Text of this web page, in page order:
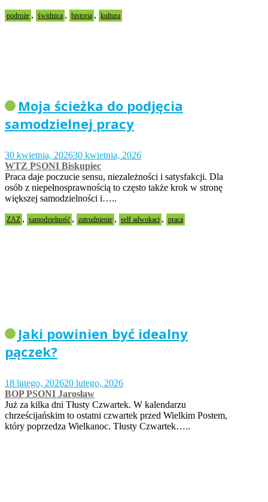
podroże , świdnica , historia , kultura
Moja ścieżka do podjęcia
samodzielnej pracy
30 kwietnia, 202630 kwietnia, 2026
WTZ PSONI Biskupiec
Praca daje poczucie sensu, niezależności i satysfakcji. Dla
osób z niepełnosprawnością to często także krok w stronę
większej samodzielności i…..
ZAZ , samodzielność , zatrudnienie , self adwokaci , praca
Jaki powinien być idealny
pączek?
18 lutego, 202620 lutego, 2026
BOP PSONI Jarosław
Już za kilka dni Tłusty Czwartek. W kalendarzu
chrześcijańskim to ostatni czwartek przed Wielkim Postem,
który poprzedza Wielkanoc. Tłusty Czwartek…..